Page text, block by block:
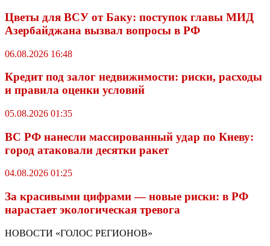
Цветы для ВСУ от Баку: поступок главы МИД
Азербайджана вызвал вопросы в РФ
06.08.2026 16:48
Кредит под залог недвижимости: риски, расходы
и правила оценки условий
05.08.2026 01:35
ВС РФ нанесли массированный удар по Киеву:
город атаковали десятки ракет
04.08.2026 01:25
За красивыми цифрами — новые риски: в РФ
нарастает экологическая тревога
НОВОСТИ «ГОЛОС РЕГИОНОВ»